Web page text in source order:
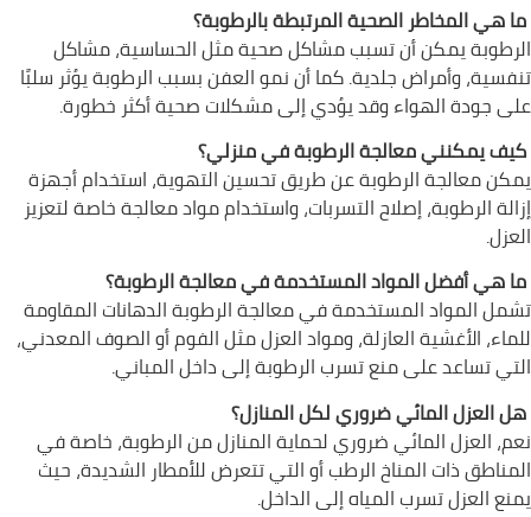
ما هي المخاطر الصحية المرتبطة بالرطوبة؟
الرطوبة يمكن أن تسبب مشاكل صحية مثل الحساسية، مشاكل
تنفسية، وأمراض جلدية. كما أن نمو العفن بسبب الرطوبة يؤثر سلبًا
على جودة الهواء وقد يؤدي إلى مشكلات صحية أكثر خطورة.
كيف يمكنني معالجة الرطوبة في منزلي؟
يمكن معالجة الرطوبة عن طريق تحسين التهوية، استخدام أجهزة
إزالة الرطوبة، إصلاح التسربات، واستخدام مواد معالجة خاصة لتعزيز
العزل.
ما هي أفضل المواد المستخدمة في معالجة الرطوبة؟
تشمل المواد المستخدمة في معالجة الرطوبة الدهانات المقاومة
للماء، الأغشية العازلة، ومواد العزل مثل الفوم أو الصوف المعدني،
التي تساعد على منع تسرب الرطوبة إلى داخل المباني.
هل العزل المائي ضروري لكل المنازل؟
نعم، العزل المائي ضروري لحماية المنازل من الرطوبة، خاصة في
المناطق ذات المناخ الرطب أو التي تتعرض للأمطار الشديدة، حيث
يمنع العزل تسرب المياه إلى الداخل.